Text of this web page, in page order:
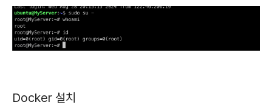
Docker 설치